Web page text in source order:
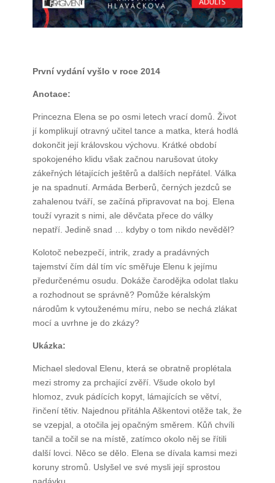
První vydání vyšlo v roce 2014
Anotace:
Princezna Elena se po osmi letech vrací domů. Život
jí komplikují otravný učitel tance a matka, která hodlá
dokončit její královskou výchovu. Krátké období
spokojeného klidu však začnou narušovat útoky
zákeřných létajících ještěrů a dalších nepřátel. Válka
je na spadnutí. Armáda Berberů, černých jezdců se
zahalenou tváří, se začíná připravovat na boj. Elena
touží vyrazit s nimi, ale děvčata přece do války
nepatří. Jedině snad … kdyby o tom nikdo nevěděl?
Kolotoč nebezpečí, intrik, zrady a pradávných
tajemství čím dál tím víc směřuje Elenu k jejímu
předurčenému osudu. Dokáže čarodějka odolat tlaku
a rozhodnout se správně? Pomůže kéralským
národům k vytouženému míru, nebo se nechá zlákat
mocí a uvrhne je do zkázy?
Ukázka:
Michael sledoval Elenu, která se obratně proplétala
mezi stromy za prchající zvěří. Všude okolo byl
hlomoz, zvuk pádících kopyt, lámajících se větví,
řinčení tětiv. Najednou přitáhla Aškentovi otěže tak, že
se vzepjal, a otočila jej opačným směrem. Kůň chvíli
tančil a točil se na místě, zatímco okolo něj se řítili
další lovci. Něco se dělo. Elena se dívala kamsi mezi
koruny stromů. Uslyšel ve své mysli její sprostou